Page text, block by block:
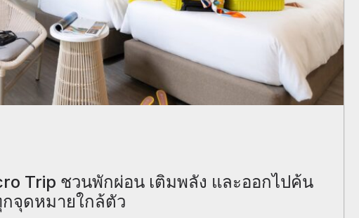
Trip ชวนพักผ่อน เติมพลัง และออกไปค้น
จุดหมายใกล้ตัว